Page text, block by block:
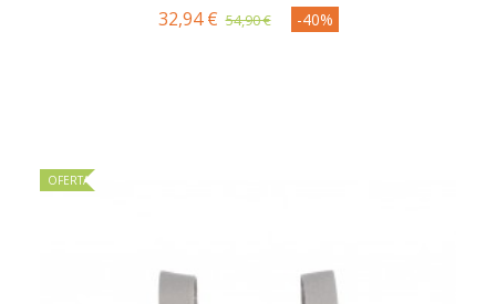
32,94 € 54,90 € -40%
OFERTA